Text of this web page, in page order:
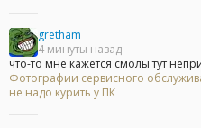
gretham
4 минуты назад
что-то мне кажется смолы тут
Фотографии сервисного
не надо курить у ПК